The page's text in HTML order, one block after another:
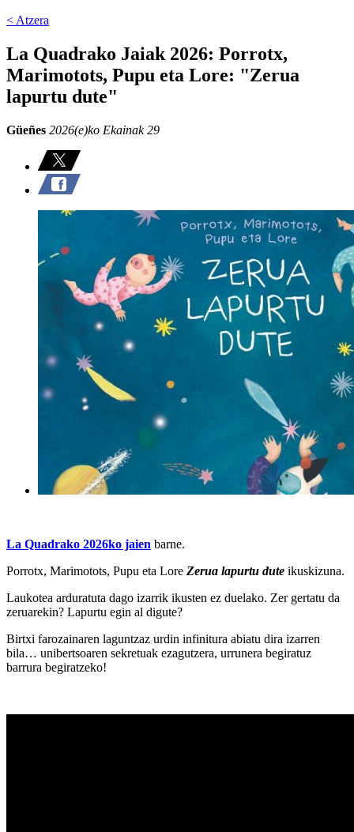
< Atzera
La Quadrako Jaiak 2026: Porrotx,
Marimotots, Pupu eta Lore: "Zerua
lapurtu dute"
Güeñes 2026(e)ko Ekainak 29
La Quadrako 2026ko jaien barne.
Porrotx, Marimotots, Pupu eta Lore Zerua lapurtu dute ikuskizuna.
Laukotea arduratuta dago izarrik ikusten ez duelako. Zer gertatu da
zeruarekin? Lapurtu egin al digute?
Birtxi farozainaren laguntzaz urdin infinitura abiatu dira izarren
bila… unibertsoaren sekretuak ezagutzera, urrunera begiratuz
barrura begiratzeko!